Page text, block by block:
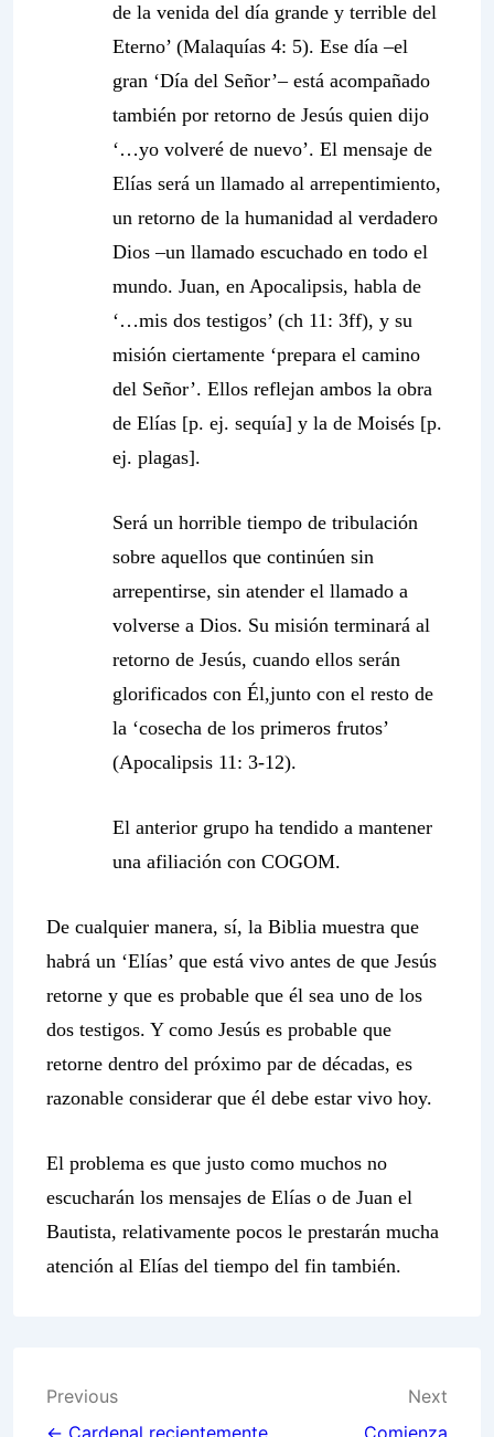
de la venida del día grande y terrible del
Eterno’ (Malaquías 4: 5). Ese día –el
gran ‘Día del Señor’– está acompañado
también por retorno de Jesús quien dijo
‘…yo volveré de nuevo’. El mensaje de
Elías será un llamado al arrepentimiento,
un retorno de la humanidad al verdadero
Dios –un llamado escuchado en todo el
mundo. Juan, en Apocalipsis, habla de
‘…mis dos testigos’ (ch 11: 3ff), y su
misión ciertamente ‘prepara el camino
del Señor’. Ellos reflejan ambos la obra
de Elías [p. ej. sequía] y la de Moisés [p.
ej. plagas].
Será un horrible tiempo de tribulación
sobre aquellos que continúen sin
arrepentirse, sin atender el llamado a
volverse a Dios. Su misión terminará al
retorno de Jesús, cuando ellos serán
glorificados con Él,junto con el resto de
la ‘cosecha de los primeros frutos’
(Apocalipsis 11: 3-12).
El anterior grupo ha tendido a mantener
una afiliación con COGOM.
De cualquier manera, sí, la Biblia muestra que
habrá un ‘Elías’ que está vivo antes de que Jesús
retorne y que es probable que él sea uno de los
dos testigos. Y como Jesús es probable que
retorne dentro del próximo par de décadas, es
razonable considerar que él debe estar vivo hoy.
El problema es que justo como muchos no
escucharán los mensajes de Elías o de Juan el
Bautista, relativamente pocos le prestarán mucha
atención al Elías del tiempo del fin también.
Post
Previous
← Cardenal recientemente
Next
Comienza